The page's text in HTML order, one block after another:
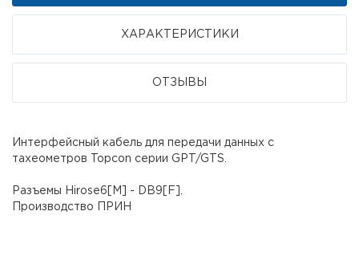
ХАРАКТЕРИСТИКИ
ОТЗЫВЫ
Интерфейсный кабель для передачи данных с
тахеометров Topcon серии GPT/GTS.
Разъемы Hirose6[M] - DB9[F].
Производство ПРИН